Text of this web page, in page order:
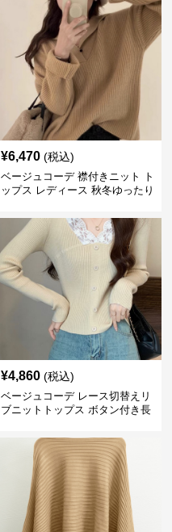
¥6,470 (税込)
ベージュコーデ 襟付きニット ト
ップス レディース 秋冬ゆったり
¥4,860 (税込)
ベージュコーデ レース切替えリ
ブニットトップス ボタン付き長